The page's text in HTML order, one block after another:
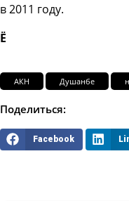
в 2011 году.
Ё
АКН Душанбе
Поделиться:
Facebook